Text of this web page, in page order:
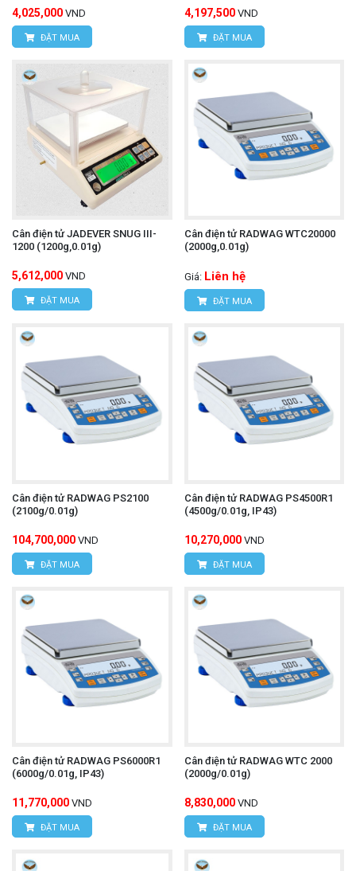
4,025,000 VND
ĐẶT MUA
4,197,500 VND
ĐẶT MUA
Cân điện tử JADEVER SNUG III-
1200 (1200g,0.01g)
5,612,000 VND
ĐẶT MUA
Cân điện tử RADWAG WTC20000
(2000g,0.01g)
Giá: Liên hệ
ĐẶT MUA
Cân điện tử RADWAG PS2100
(2100g/0.01g)
104,700,000 VND
ĐẶT MUA
Cân điện tử RADWAG PS4500R1
(4500g/0.01g, IP43)
10,270,000 VND
ĐẶT MUA
Cân điện tử RADWAG PS6000R1
(6000g/0.01g, IP43)
11,770,000 VND
ĐẶT MUA
Cân điện tử RADWAG WTC 2000
(2000g/0.01g)
8,830,000 VND
ĐẶT MUA